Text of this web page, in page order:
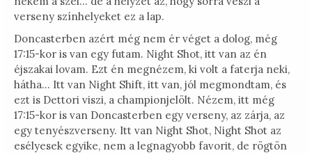
verseny színhelyeket ez a lap.
Doncasterben azért még nem ér véget a dolog, még
17:15-kor is van egy futam. Night Shot, itt van az én
éjszakai lovam. Ezt én megnézem, ki volt a faterja neki,
hátha… Itt van Night Shift, itt van, jól megmondtam, és
ezt is Dettori viszi, a championjelölt. Nézem, itt még
17:15-kor is van Doncasterben egy verseny, az zárja, az
egy tenyészverseny. Itt van Night Shot, Night Shot az
esélyesek egyike, nem a legnagyobb favorit, de rögtön